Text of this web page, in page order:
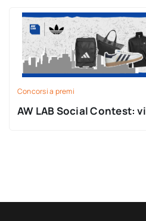
Concorsi a premi
AW LAB Social Contest: